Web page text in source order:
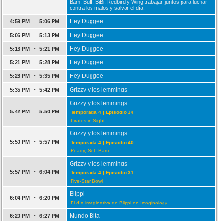
Bam, Buff, BiBi, Redbird y Wing trabajan juntos para luchar
contra los malos y salvar el día.
4:59 PM - 5:06 PM Hey Duggee
5:06 PM - 5:13 PM Hey Duggee
5:13 PM - 5:21 PM Hey Duggee
5:21 PM - 5:28 PM Hey Duggee
5:28 PM - 5:35 PM Hey Duggee
5:35 PM - 5:42 PM Grizzy y los lemmings
5:42 PM - 5:50 PM
Grizzy y los lemmings
Temporada 4 | Episodio 34
Pirates in Sight
5:50 PM - 5:57 PM
Grizzy y los lemmings
Temporada 4 | Episodio 40
Ready, Set, Bam!
5:57 PM - 6:04 PM
Grizzy y los lemmings
Temporada 4 | Episodio 31
Five-Star Bowl
6:04 PM - 6:20 PM
Blippi
El día imaginativo de Blippi en Imaginology
6:20 PM - 6:27 PM Mundo Bita